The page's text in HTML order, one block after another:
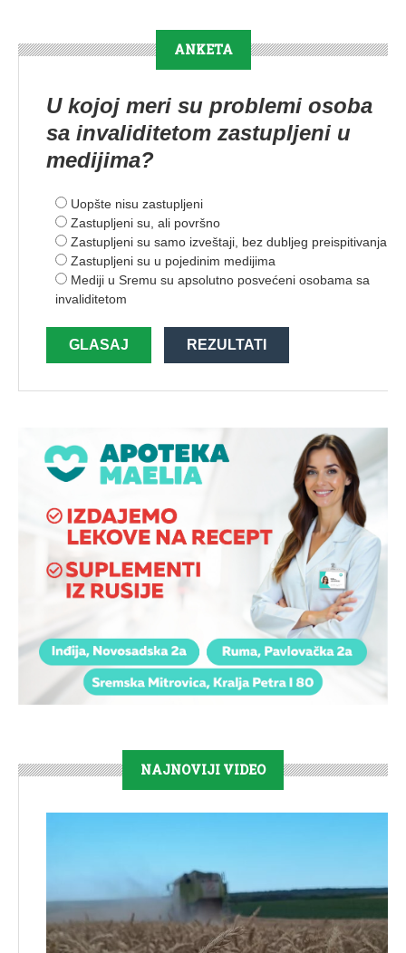
ANKETA
U kojoj meri su problemi osoba
sa invaliditetom zastupljeni u
medijima?
Uopšte nisu zastupljeni
Zastupljeni su, ali površno
Zastupljeni su samo izveštaji, bez dubljeg preispitivanja
Zastupljeni su u pojedinim medijima
Mediji u Sremu su apsolutno posvećeni osobama sa
invaliditetom
GLASAJ REZULTATI
NAJNOVIJI VIDEO